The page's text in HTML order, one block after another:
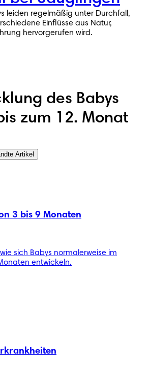
leiden regelmäßig unter Durchfall,
Einflüsse aus Natur,
hervorgerufen wird.
des Babys
zum 12. Monat
Artikel
3 bis 9 Monaten
sich Babys normalerweise im
entwickeln.